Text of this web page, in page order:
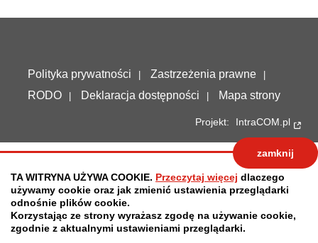
TA WITRYNA UŻYWA COOKIE. Przeczytaj więcej dlaczego
używamy cookie oraz jak zmienić ustawienia przeglądarki
odnośnie plików cookie.
Korzystając ze strony wyrażasz zgodę na używanie cookie,
zgodnie z aktualnymi ustawieniami przeglądarki.
zamknij
Polityka prywatności
Zastrzeżenia prawne
RODO
Deklaracja dostępności Mapa strony
Projekt: IntraCOM.pl